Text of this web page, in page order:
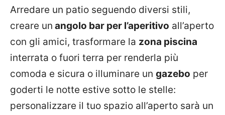
Arredare un patio seguendo diversi stili,
creare un angolo bar per l’aperitivo all’aperto
con gli amici, trasformare la zona piscina
interrata o fuori terra per renderla più
comoda e sicura o illuminare un gazebo per
goderti le notte estive sotto le stelle:
personalizzare il tuo spazio all’aperto sarà un